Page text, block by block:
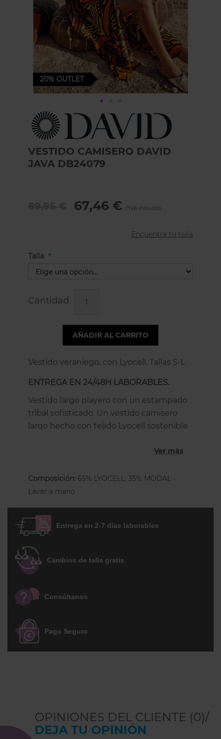
VESTIDO CAMISERO DAVID
JAVA DB24079
67,46 €
Encuentra tu talla
Talla
Cantidad
AÑADIR AL CARRITO
Vestido veraniego, con Lyocell. Tallas S-L
ENTREGA EN 24/48H LABORABLES.
Vestido largo playero con un estampado
tribal sofisticado. Un vestido camisero
largo hecho con tejido Lyocell sostenible
Falda larga amplia con volante
Cuello camisero tradicional
Cinturón desmontable
Tejido Lyocell sostenible
Ver más
Composición: 65% LYOCELL, 35% MODAL -
Lavar a mano
beginning
images
20% OUTLET
Entrega en 2-7 días laborables
Cambios de talla gratis
Consúltanos
Pago Seguro
OPINIONES DEL CLIENTE (0)/
DEJA TU OPINIÓN